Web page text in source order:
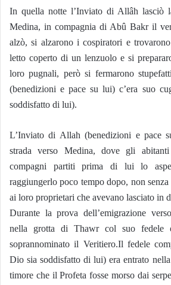
In quella notte l’Inviato di Allâh lasciò
Medina, in compagnia di Abû Bakr il
alzò, si alzarono i cospiratori e
letto coperto di un lenzuolo e si
loro pugnali, però si fermarono
(benedizioni e pace su lui) c’era suo
soddisfatto di lui).
L’Inviato di Allah (benedizioni e pace
strada verso Medina, dove gli
compagni partiti prima di lui lo
raggiungerlo poco tempo dopo, non
ai loro proprietari che avevano lasciato in
Durante la prova dell’emigrazione
nella grotta di Thawr col suo fedele
soprannominato il Veritiero.Il fedele
Dio sia soddisfatto di lui) era entrato
timore che il Profeta fosse morso dai